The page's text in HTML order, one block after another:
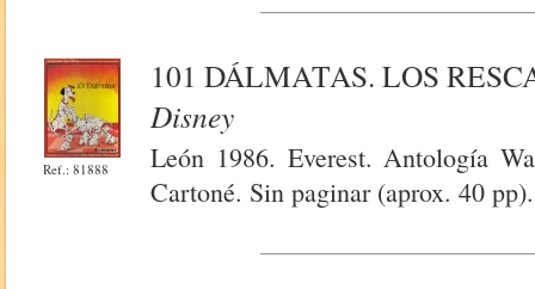
Ref.: 81888
101 DÁLMATAS. LOS
Disney
León 1986. Everest. Antología
Cartoné. Sin paginar (aprox. 40